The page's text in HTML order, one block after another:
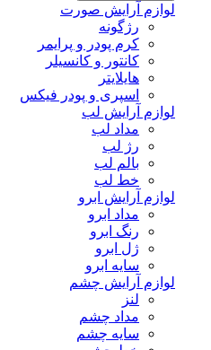
لوازم آرایش صورت
رژگونه
کرم پودر و پرایمر
کانتور و کانسیلر
هایلایتر
اسپری و پودر فیکس
لوازم آرایش لب
مداد لب
رژ لب
بالم لب
خط لب
لوازم آرایش ابرو
مداد ابرو
رنگ ابرو
ژل ابرو
سایه ابرو
لوازم آرایش چشم
لنز
مداد چشم
سایه چشم